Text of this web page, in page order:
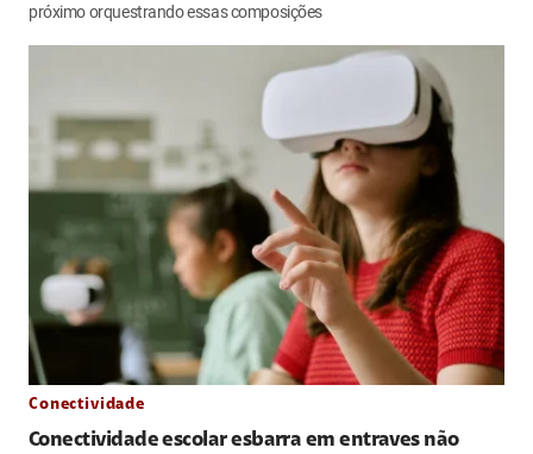
próximo orquestrando essas composições
Conectividade
Conectividade escolar esbarra em entraves não